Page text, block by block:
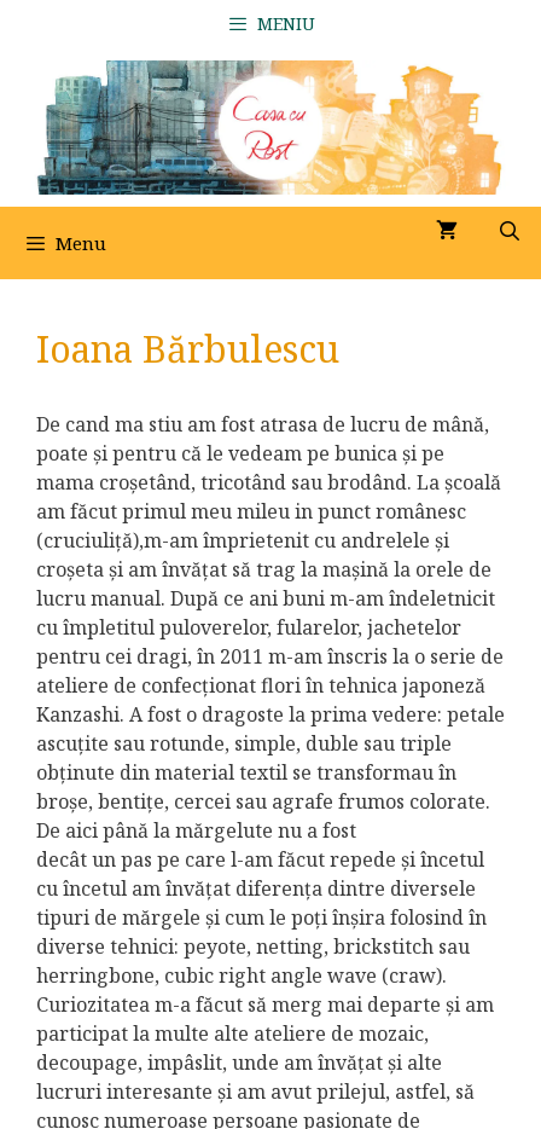
conținut
MENIU
Menu
Ioana Bărbulescu
De cand ma stiu am fost atrasa de lucru de mână,
poate și pentru că le vedeam pe bunica și pe
mama croșetând, tricotând sau brodând. La școală
am făcut primul meu mileu in punct românesc
(cruciuliță),m-am împrietenit cu andrelele și
croșeta și am învățat să trag la mașină la orele de
lucru manual. După ce ani buni m-am îndeletnicit
cu împletitul puloverelor, fularelor, jachetelor
pentru cei dragi, în 2011 m-am înscris la o serie de
ateliere de confecționat flori în tehnica japoneză
Kanzashi. A fost o dragoste la prima vedere: petale
ascuțite sau rotunde, simple, duble sau triple
obținute din material textil se transformau în
broșe, bentițe, cercei sau agrafe frumos colorate.
De aici până la mărgelute nu a fost
decât un pas pe care l-am făcut repede și încetul
cu încetul am învățat diferența dintre diversele
tipuri de mărgele și cum le poți înșira folosind în
diverse tehnici: peyote, netting, brickstitch sau
herringbone, cubic right angle wave (craw).
Curiozitatea m-a făcut să merg mai departe și am
participat la multe alte ateliere de mozaic,
decoupage, impâslit, unde am învățat și alte
lucruri interesante și am avut prilejul, astfel, să
cunosc numeroase persoane pasionate de